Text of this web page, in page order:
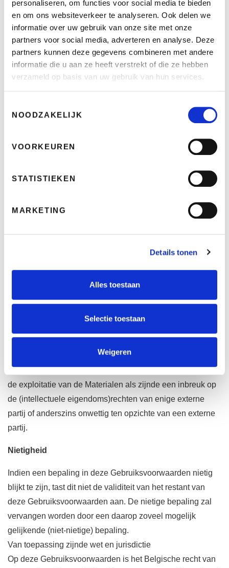
personaliseren, om functies voor social media te bieden
en om ons websiteverkeer te analyseren. Ook delen we
informatie over uw gebruik van onze site met onze
partners voor social media, adverteren en analyse. Deze
partners kunnen deze gegevens combineren met andere
informatie die u aan ze heeft verstrekt of die ze hebben
verzameld op basis van uw gebruik van hun services.
NOODZAKELIJK
VOORKEUREN
STATISTIEKEN
MARKETING
Details tonen
Alles toestaan
Selectie toestaan
Weigeren
opslaan. Elke andere vorm van gebruik van de Website of
de Informatie, bijvoorbeeld de opslag of reproductie van
(een deel van) de Website in enige externe internetsite, de
creatie van links, hypertekstlinks of deeplinks tussen de
Website en enige andere internetsite of enig ander gebruik,
is verboden zonder uitdrukkelijke schriftelijke toestemming
“B2Bike” en alle andere handelsmerken die op deze
Website figureren zijn geregistreerde handelsmerken van
B2Bike, Pon Holdings B.V. of de aan haar verbonden
Ongevraagde ideeën
teksten, afbeeldingen, geluiden, software, informatie of
B2Bike toegestaan om dergelijke Materialen volledig, vrij
en kosteloos te gebruiken, te kopiëren en/of commercieel
te exploiteren, waarbij B2Bike niet gebonden is aan enige
vertrouwelijkheidsverplichting met betrekking tot dergelijke
betrekking tot alle maatregelen, claims en
aansprakelijkheden die worden berokkend, geleden of
opgelopen door B2Bike als gevolg van het gebruik en/of
de exploitatie van de Materialen als zijnde een inbreuk op
de (intellectuele eigendoms)rechten van enige externe
partij of anderszins onwettig ten opzichte van een externe
partij.
Nietigheid
Indien een bepaling in deze Gebruiksvoorwaarden nietig
blijkt te zijn, tast dit niet de validiteit van het restant van
deze Gebruiksvoorwaarden aan. De nietige bepaling zal
vervangen worden door een daarop zoveel mogelijk
gelijkende (niet-nietige) bepaling.
Van toepassing zijnde wet en jurisdictie
Op deze Gebruiksvoorwaarden is het Belgische recht van